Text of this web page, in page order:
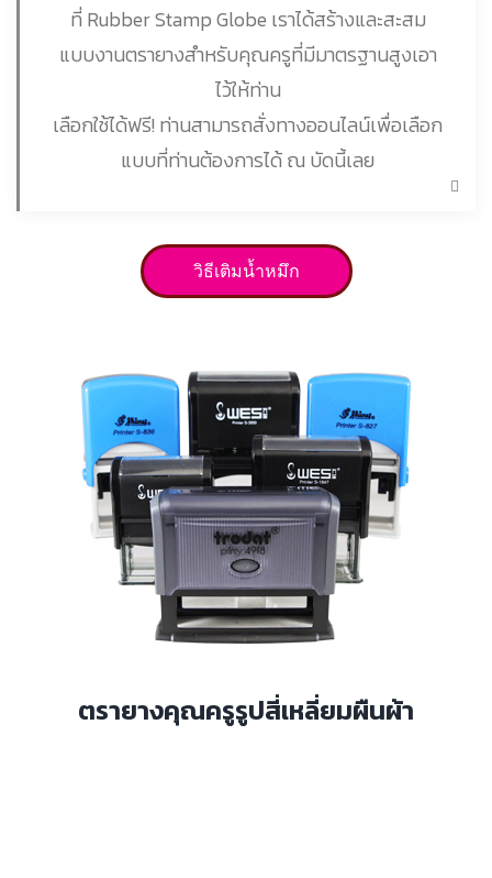
ที่ Rubber Stamp Globe เราได้สร้างและสะสม
แบบงานตรายางสำหรับคุณครูที่มีมาตรฐานสูงเอา
ไว้ให้ท่าน
เลือกใช้ได้ฟรี! ท่านสามารถสั่งทางออนไลน์เพื่อเลือก
แบบที่ท่านต้องการได้ ณ บัดนี้เลย
วิธีเติมน้ำหมึก
ตรายางคุณครูรูปสี่เหลี่ยมผืนผ้า